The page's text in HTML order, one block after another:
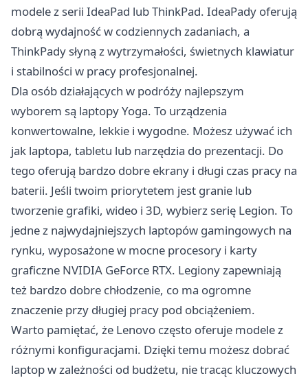
modele z serii IdeaPad lub ThinkPad. IdeaPady oferują
dobrą wydajność w codziennych zadaniach, a
ThinkPady słyną z wytrzymałości, świetnych klawiatur
i stabilności w pracy profesjonalnej.
Dla osób działających w podróży najlepszym
wyborem są laptopy Yoga. To urządzenia
konwertowalne, lekkie i wygodne. Możesz używać ich
jak laptopa, tabletu lub narzędzia do prezentacji. Do
tego oferują bardzo dobre ekrany i długi czas pracy na
baterii. Jeśli twoim priorytetem jest granie lub
tworzenie grafiki, wideo i 3D, wybierz serię Legion. To
jedne z najwydajniejszych laptopów gamingowych na
rynku, wyposażone w mocne procesory i karty
graficzne NVIDIA GeForce RTX. Legiony zapewniają
też bardzo dobre chłodzenie, co ma ogromne
znaczenie przy długiej pracy pod obciążeniem.
Warto pamiętać, że Lenovo często oferuje modele z
różnymi konfiguracjami. Dzięki temu możesz dobrać
laptop w zależności od budżetu, nie tracąc kluczowych